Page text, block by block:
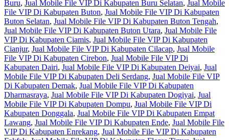
Buru, Jual Mobile File VIP Di Kabupaten Buru Selatan, Jual Mobile
File VIP Di Kabupaten Buton, Jual Mobile File VIP Di Kabupaten
Buton Selatan, Jual Mobile File VIP Di Kabupaten Buton Tengah,
Jual Mobile File VIP Di Kabupaten Buton Utara, Jual Mobile File
VIP Di Kabupaten Ciamis, Jual Mobile File VIP Di Kabupaten
Cianjur, Jual Mobile File VIP Di Kabupaten Cilacap, Jual Mobile
File VIP Di Kabupaten Cirebon, Jual Mobile File VIP Di
Kabupaten Dairi, Jual Mobile File VIP Di Kabupaten Deiyai, Jual
Mobile File VIP Di Kabupaten Deli Serdang, Jual Mobile File VIP
Di Kabupaten Demak, Jual Mobile File VIP Di Kabupaten
Dharmasraya, Jual Mobile File VIP Di Kabupaten Dogiyai, Jual
Mobile File VIP Di Kabupaten Dompu, Jual Mobile File VIP Di
Kabupaten Donggala, Jual Mobile File VIP Di Kabupaten Empat
Lawang, Jual Mobile File VIP Di Kabupaten Ende, Jual Mobile File
VIP Di Kabupaten Enrekang, Jual Mobile File VIP Di Kabupaten